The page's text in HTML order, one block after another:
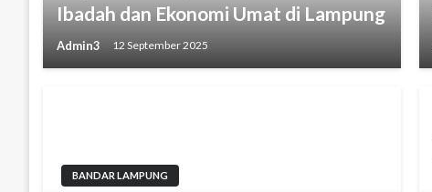
Ibadah dan Ekonomi Umat di Lampung
Admin3 12 September 2025
BANDAR LAMPUNG